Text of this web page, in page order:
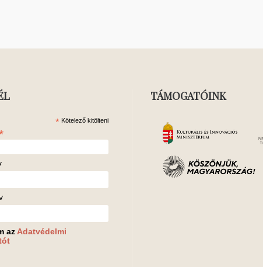
* Kötelező kitölteni
az Adatvédelmi
TÁMOGATÓINK